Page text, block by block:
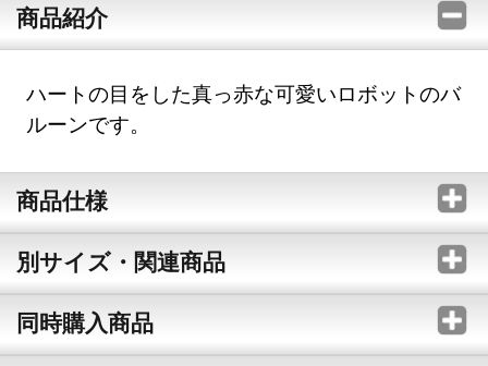
商品紹介
ハートの目をした真っ赤な可愛いロボットのバ
ルーンです。
商品仕様
別サイズ・関連商品
同時購入商品